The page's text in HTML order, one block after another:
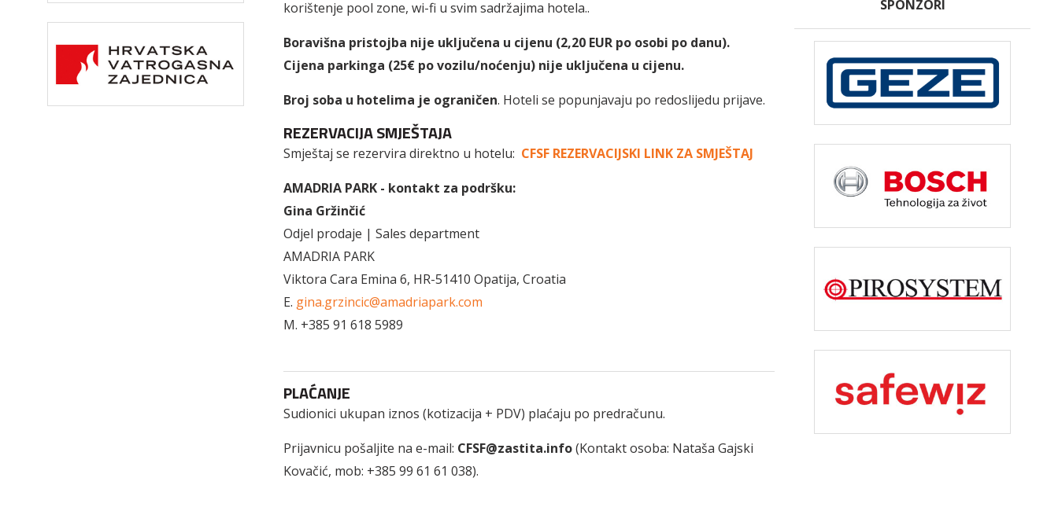
korištenje pool zone, wi-fi u svim sadržajima hotela..
Boravišna pristojba nije uključena u cijenu (2,20 EUR po osobi po danu).
Cijena parkinga (25€ po vozilu/noćenju) nije uključena u cijenu.
Broj soba u hotelima je ograničen. Hoteli se popunjavaju po redoslijedu prijave.
REZERVACIJA SMJEŠTAJA
Smještaj se rezervira direktno u hotelu: CFSF REZERVACIJSKI LINK ZA SMJEŠTAJ
AMADRIA PARK - kontakt za podršku:
Gina Gržinčić
Odjel prodaje | Sales department
AMADRIA PARK
Viktora Cara Emina 6, HR-51410 Opatija, Croatia
E. gina.grzincic@amadriapark.com
M. +385 91 618 5989
PLAĆANJE
Sudionici ukupan iznos (kotizacija + PDV) plaćaju po predračunu.
Prijavnicu pošaljite na e-mail: CFSF@zastita.info(Kontakt osoba: Nataša Gajski
Kovačić, mob: +385 99 61 61 038).
SPONZORI